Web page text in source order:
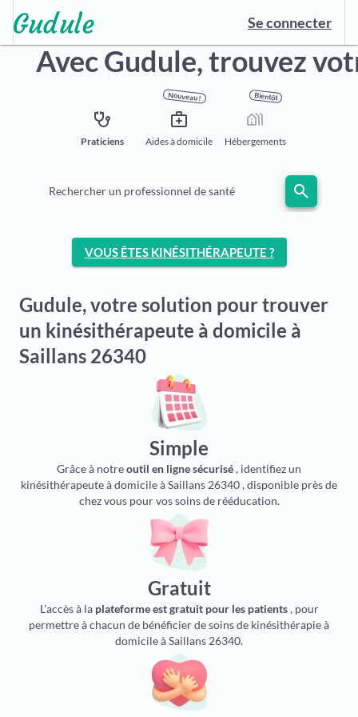
Se connecter
Avec Gudule,trouvez
stethoscope
Praticiens
Nouveau !
medical_services
Aides à domicile
Bientôt
holiday_village
Hébergements
Rechercher un professionnel de santé search
VOUS ÊTES KINÉSITHÉRAPEUTE ?
Gudule, votre solution pour trouver
un kinésithérapeute à domicile à
Saillans 26340
Simple
Grâce à notreoutil en ligne sécurisé, identifiez un
kinésithérapeute à domicile à Saillans 26340 , disponible près de
chez vous pour vos soins de rééducation.
Gratuit
L’accès à la plateforme est gratuit pour les patients, pour
permettre à chacun de bénéficier de soins de kinésithérapie à
domicile à Saillans 26340.